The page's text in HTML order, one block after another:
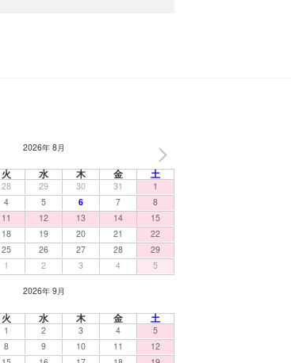
2026年 8月
火 水 木 金 土
28 29 30 31
1
4 5 6 7
8
11 12 13 14
15
18 19 20 21
22
25 26 27 28
29
1 2 3 4 5
2026年 9月
火 水 木 金 土
1 2 3 4
5
8 9 10 11
12